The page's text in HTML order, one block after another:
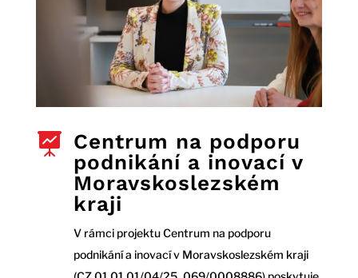
 Centrum na podporu
podnikání a inovací v
Moravskoslezském
kraji
V rámci projektu Centrum na podporu
podnikání a inovací v Moravskoslezském kraji